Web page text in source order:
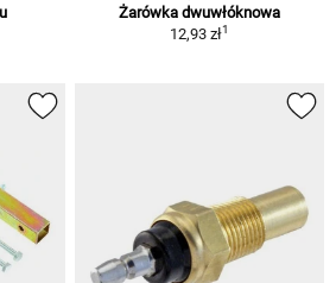
Żarówka dwuwłóknowa
12,93 zł1